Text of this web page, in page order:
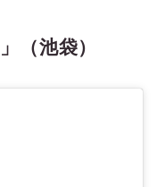
（池袋）